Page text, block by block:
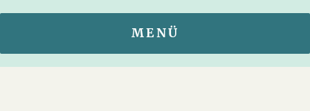
MENÜ